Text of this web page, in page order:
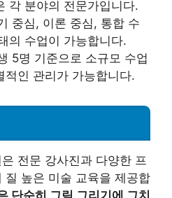
각 분야의 전문가입니다.
중심, 이론 중심, 통합 수
의 수업이 가능합니다.
5명 기준으로 소규모 수업
적인 관리가 가능합니다.
전문 강사진과 다양한 프
질 높은 미술 교육을 제공합
단순히 그림 그리기에 그치